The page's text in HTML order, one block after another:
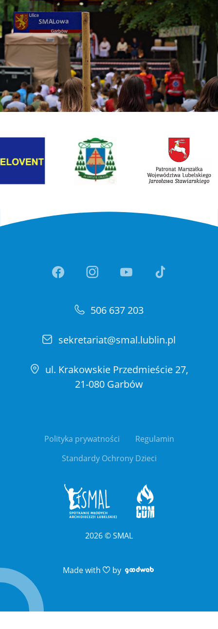
Link otwiera sie w nowej karcieLink otwiera sie w
Link otwiera sie w nowej
Link otwiera sie w
Link otwiera
506 637 203
sekretariat@smal.lublin.pl
ul. Krakowskie Przedmieście 27,
21-080 Garbów
Polityka prywatności
Regulamin
Standardy Ochrony Dzieci
2026©SMAL
Made with by